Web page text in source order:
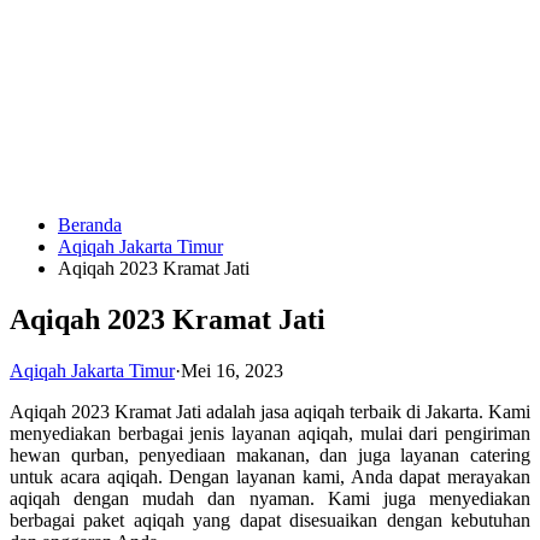
HUBUNGI
KAMI
0823
1246
6713
Beranda
Aqiqah Jakarta Timur
Aqiqah 2023 Kramat Jati
Aqiqah 2023 Kramat Jati
Aqiqah Jakarta Timur·Mei 16, 2023
Aqiqah 2023 Kramat Jati adalah jasa aqiqah terbaik di Jakarta. Kami
menyediakan berbagai jenis layanan aqiqah, mulai dari pengiriman
hewan qurban, penyediaan makanan, dan juga layanan catering
untuk acara aqiqah. Dengan layanan kami, Anda dapat merayakan
aqiqah dengan mudah dan nyaman. Kami juga menyediakan
berbagai paket aqiqah yang dapat disesuaikan dengan kebutuhan